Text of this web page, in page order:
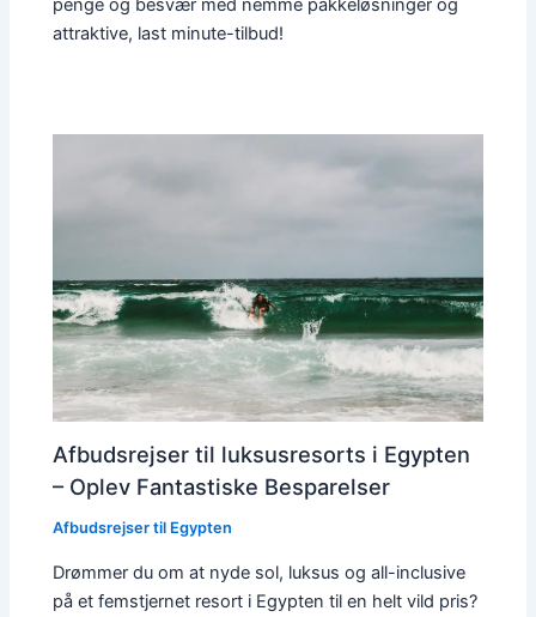
penge og besvær med nemme pakkeløsninger og
attraktive, last minute-tilbud!
Afbudsrejser til luksusresorts i Egypten
– Oplev Fantastiske Besparelser
Afbudsrejser til Egypten
Drømmer du om at nyde sol, luksus og all-inclusive
på et femstjernet resort i Egypten til en helt vild pris?